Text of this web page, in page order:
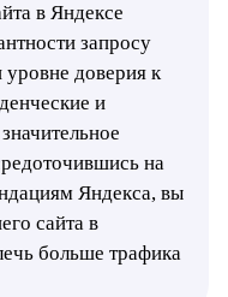
в Яндексе
запросу
уровне доверия к
и
на
Яндекса, вы
сайта в
больше трафика